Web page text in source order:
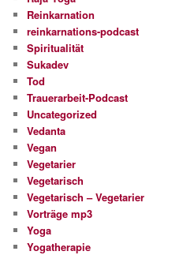
Reinkarnation
reinkarnations-podcast
Spiritualität
Sukadev
Tod
Trauerarbeit-Podcast
Uncategorized
Vedanta
Vegan
Vegetarier
Vegetarisch
Vegetarisch – Vegetarier
Vorträge mp3
Yoga
Yogatherapie